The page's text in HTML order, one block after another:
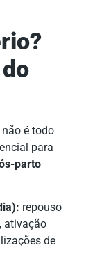
não é todo
para
parto
repouso
ativação
de